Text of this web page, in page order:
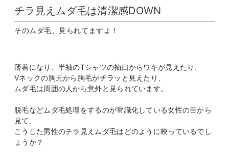
チラ見えムダ毛は清潔感DOWN
そのムダ毛、見られてますよ！
薄着になり、半袖のTシャツの袖口からワキが見えたり、
Vネックの胸元から胸毛がチラッと見えたり、
ムダ毛は周囲の人から意外と見られています。
脱毛などムダ毛処理をするのが常識化している女性の目から
見て、
こうした男性のチラ見えムダ毛はどのように映っているでし
ょうか？